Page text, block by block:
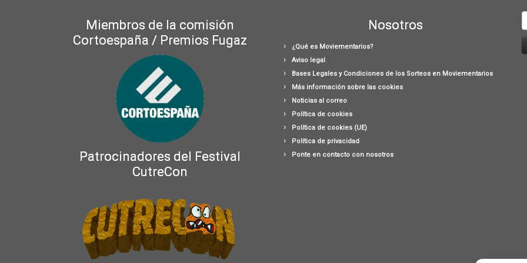
Miembros de la comisión
Cortoespaña / Premios Fugaz
Patrocinadores del Festival
CutreCon
Nosotros
¿Qué es Moviementarios?
Aviso legal
Bases Legales y Condiciones de los Sorteos en Moviementarios
Más información sobre las cookies
Noticias al correo
Política de cookies
Política de cookies (UE)
Política de privacidad
Ponte en contacto con nosotros